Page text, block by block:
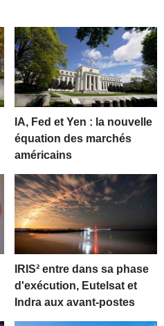
IA, Fed et Yen : la nouvelle
équation des marchés
américains
IRIS² entre dans sa phase
d'exécution, Eutelsat et
Indra aux avant-postes